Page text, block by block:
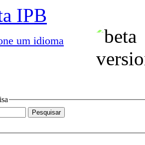
IPB
um idioma